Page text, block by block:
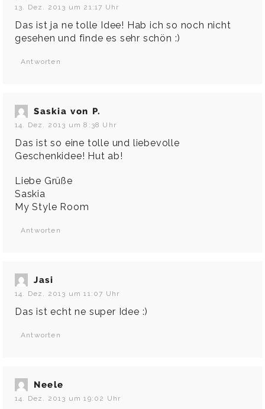
13. Dez. 2013 um 21:17 Uhr
Das ist ja ne tolle Idee! Hab ich so noch nicht
gesehen und finde es sehr schön :)
Antworten
Saskia von P.
14. Dez. 2013 um 8:38 Uhr
Das ist so eine tolle und liebevolle
Geschenkidee! Hut ab!
Liebe Grüße
Saskia
My Style Room
Antworten
Jasi
14. Dez. 2013 um 11:07 Uhr
Das ist echt ne super Idee :)
Antworten
Neele
14. Dez. 2013 um 19:02 Uhr